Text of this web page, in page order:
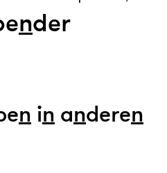
nder
n in anderen